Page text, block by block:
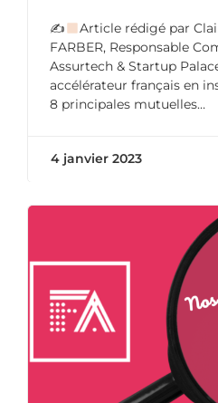
✍
Article rédigé par
FARBER, Responsable
Assurtech & Startup
accélérateur français en
8 principales mutuelles…
4 janvier 2023